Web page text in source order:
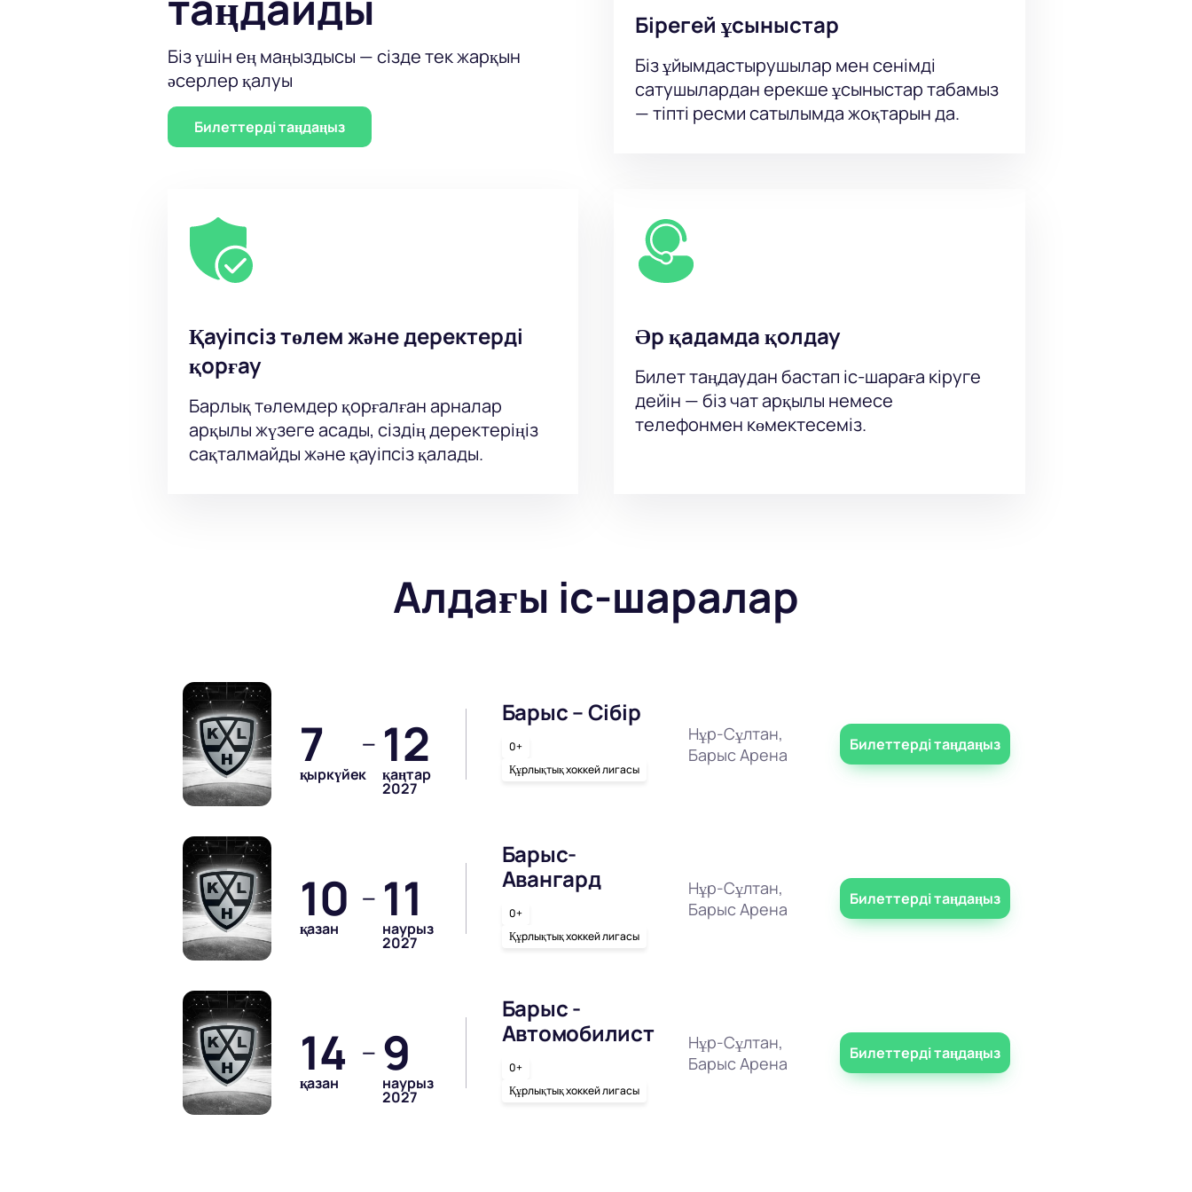
Біз үшін ең маңыздысы — сізде тек жарқын
әсерлер қалуы
Билеттерді таңдаңыз
Бірегей ұсыныстар
Біз ұйымдастырушылар мен сенімді
сатушылардан ерекше ұсыныстар табамыз
— тіпті ресми сатылымда жоқтарын да.
Қауіпсіз төлем және деректерді
қорғау
Барлық төлемдер қорғалған арналар
арқылы жүзеге асады, сіздің деректеріңіз
сақталмайды және қауіпсіз қалады.
Әр қадамда қолдау
Билет таңдаудан бастап іс-шараға кіруге
дейін — біз чат арқылы немесе
телефонмен көмектесеміз.
Алдағы іс-шаралар
7
қыркүйек
— 12
қаңтар
2027
Барыс – Сібір
0+
Құрлықтық хоккей лигасы
Нұр-Сұлтан,
Барыс Арена
Билеттерді таңдаңыз
10
қазан
— 11
наурыз
2027
Барыс-
Авангард
0+
Құрлықтық хоккей лигасы
Нұр-Сұлтан,
Барыс Арена
Билеттерді таңдаңыз
14
қазан
— 9
наурыз
2027
Барыс -
Автомобилист
0+
Құрлықтық хоккей лигасы
Нұр-Сұлтан,
Барыс Арена
Билеттерді таңдаңыз